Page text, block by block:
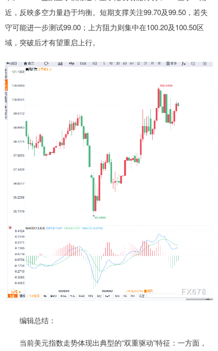
近，反映多空力量趋于均衡。短期支撑关注99.70及99.50，若失
守可能进一步测试99.00；上方阻力则集中在100.20及100.50区
域，突破后才有望重启上行。
编辑总结：
当前美元指数走势体现出典型的“双重驱动”特征：一方面，